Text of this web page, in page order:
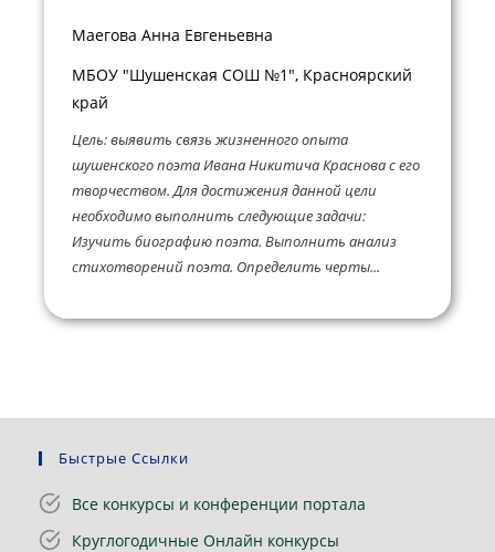
Маегова Анна Евгеньевна
МБОУ "Шушенская СОШ №1", Красноярский
край
Цель: выявить связь жизненного опыта
шушенского поэта Ивана Никитича Краснова с его
творчеством. Для достижения данной цели
необходимо выполнить следующие задачи:
Изучить биографию поэта. Выполнить анализ
стихотворений поэта. Определить черты...
Быстрые Ссылки
Все конкурсы и конференции портала
Круглогодичные Онлайн конкурсы